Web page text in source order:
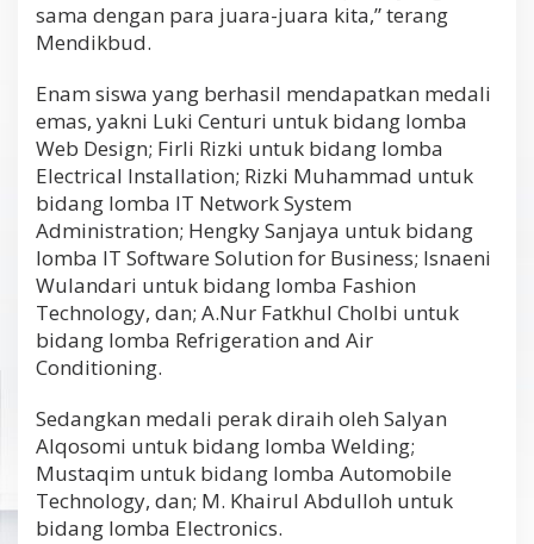
sama dengan para juara-juara kita,” terang
Mendikbud.
Enam siswa yang berhasil mendapatkan medali
emas, yakni Luki Centuri untuk bidang lomba
Web Design; Firli Rizki untuk bidang lomba
Electrical Installation; Rizki Muhammad untuk
bidang lomba IT Network System
Administration; Hengky Sanjaya untuk bidang
lomba IT Software Solution for Business; Isnaeni
Wulandari untuk bidang lomba Fashion
Technology, dan; A.Nur Fatkhul Cholbi untuk
bidang lomba Refrigeration and Air
Conditioning.
Sedangkan medali perak diraih oleh Salyan
Alqosomi untuk bidang lomba Welding;
Mustaqim untuk bidang lomba Automobile
Technology, dan; M. Khairul Abdulloh untuk
bidang lomba Electronics.